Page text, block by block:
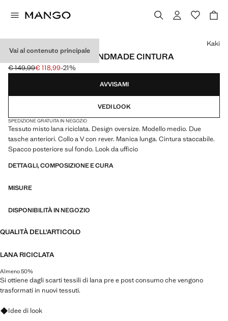
Vai al contenuto principale
CAPPOTTO LUNGO HANDMADE CINTURA
Prezzo iniziale depennato [€ 149,99 ]
€ 149,99
Prezzo attuale [€ 118,99 ]
€ 118,99-21%
Seleziona un colore
Kaki
AVVISAMI
VEDI LOOK
SPEDIZIONE GRATUITA IN NEGOZIO
Tessuto misto lana riciclata. Design oversize. Modello medio. Due
tasche anteriori. Collo a V con rever. Manica lunga. Cintura staccabile.
Spacco posteriore sul fondo. Look da ufficio
DETTAGLI, COMPOSIZIONE E CURA
MISURE
DISPONIBILITÀ IN NEGOZIO
QUALITÀ DELL'ARTICOLO
LANA RICICLATA
Almeno 50%
Si ottiene dagli scarti tessili di lana pre e post consumo che vengono
trasformati in nuovi tessuti.
Fai domande su look, capi e tendenze
Idee di look